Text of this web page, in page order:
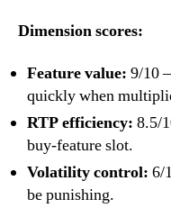
Dimension scores:
Feature value: 9/10
quickly when
RTP efficiency: 8.5/
buy-feature slot.
Volatility control: 6/
be punishing.